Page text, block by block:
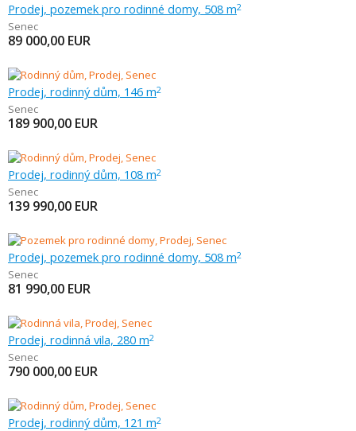
Prodej, pozemek pro rodinné domy, 508 m2
Senec
89 000,00 EUR
Prodej, rodinný dům, 146 m2
Senec
189 900,00 EUR
Prodej, rodinný dům, 108 m2
Senec
139 990,00 EUR
Prodej, pozemek pro rodinné domy, 508 m2
Senec
81 990,00 EUR
Prodej, rodinná vila, 280 m2
Senec
790 000,00 EUR
Prodej, rodinný dům, 121 m2